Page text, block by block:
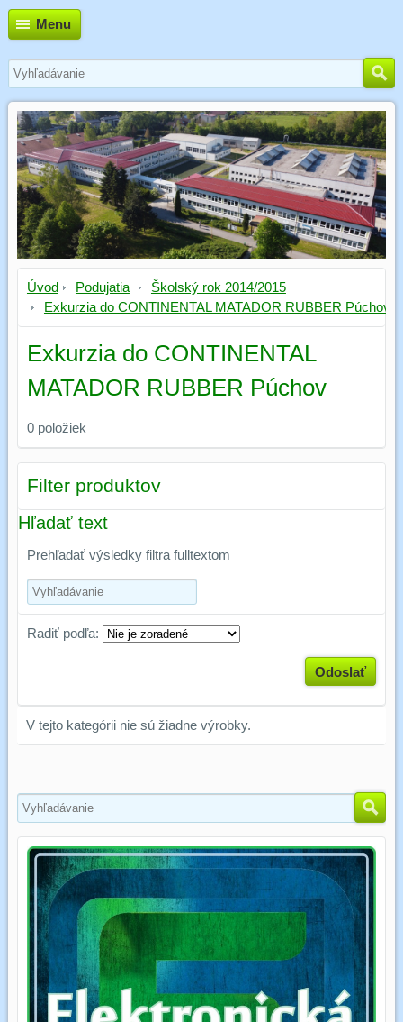
Menu
Úvod Podujatia
Školský rok 2014/2015
Exkurzia do CONTINENTAL MATADOR RUBBER Púchov
Exkurzia do CONTINENTAL
MATADOR RUBBER Púchov
0 položiek
Filter produktov
Hľadať text
Prehľadať výsledky filtra fulltextom
Radiť podľa:
Odoslať
V tejto kategórii nie sú žiadne výrobky.